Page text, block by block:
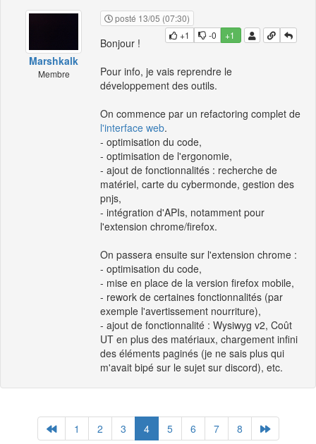
Marshkalk
Membre
posté 13/05 (07:30)
+1
-0 +1
Bonjour !
Pour info, je vais reprendre le
développement des outils.
On commence par un refactoring complet de
l'interface web.
- optimisation du code,
- optimisation de l'ergonomie,
- ajout de fonctionnalités : recherche de
matériel, carte du cybermonde, gestion des
pnjs,
- intégration d'APIs, notamment pour
l'extension chrome/firefox.
On passera ensuite sur l'extension chrome :
- optimisation du code,
- mise en place de la version firefox mobile,
- rework de certaines fonctionnalités (par
exemple l'avertissement nourriture),
- ajout de fonctionnalité : Wysiwyg v2, Coût
UT en plus des matériaux, chargement infini
des éléments paginés (je ne sais plus qui
m'avait bipé sur le sujet sur discord), etc.
1 2 3 4 5 6 7 8